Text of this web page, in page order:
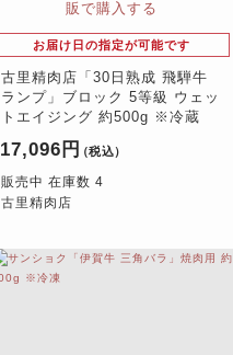
お届け日の指定が可能です
古里精肉店「30日熟成 飛騨牛
ランプ」ブロック 5等級 ウェッ
トエイジング 約500g ※冷蔵
17,096円 （税込）
販売中 在庫数 4
古里精肉店